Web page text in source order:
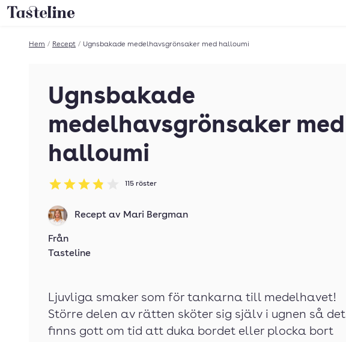
Till Tastelines startsida
Hem / Recept / Ugnsbakade medelhavsgrönsaker med halloumi
Ugnsbakade
medelhavsgrönsaker med
halloumi
Betyg: 3.83 av 5
115 röster
Recept av Mari Bergman
Från
Tasteline
Ljuvliga smaker som för tankarna till medelhavet!
Större delen av rätten sköter sig själv i ugnen så det
finns gott om tid att duka bordet eller plocka bort